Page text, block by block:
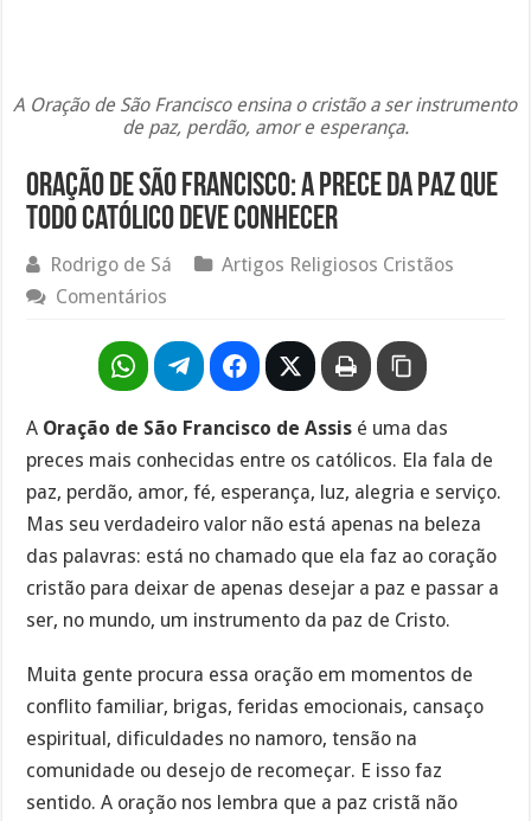
A Oração de São Francisco ensina o cristão a ser instrumento
de paz, perdão, amor e esperança.
Oração de São Francisco: A Prece da Paz que
Todo Católico Deve Conhecer
Rodrigo de Sá
Artigos Religiosos Cristãos
Comentários
A Oração de São Francisco de Assis é uma das
preces mais conhecidas entre os católicos. Ela fala de
paz, perdão, amor, fé, esperança, luz, alegria e serviço.
Mas seu verdadeiro valor não está apenas na beleza
das palavras: está no chamado que ela faz ao coração
cristão para deixar de apenas desejar a paz e passar a
ser, no mundo, um instrumento da paz de Cristo.
Muita gente procura essa oração em momentos de
conflito familiar, brigas, feridas emocionais, cansaço
espiritual, dificuldades no namoro, tensão na
comunidade ou desejo de recomeçar. E isso faz
sentido. A oração nos lembra que a paz cristã não